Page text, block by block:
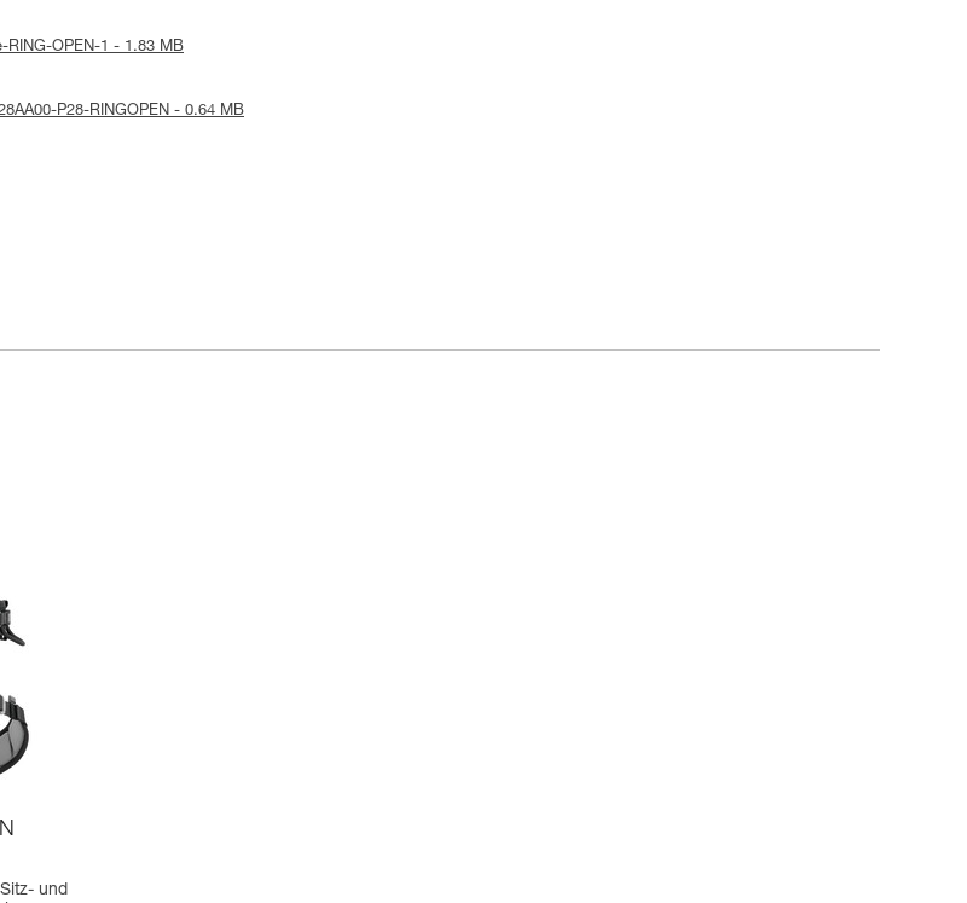
RING-OPEN-1 - 1.83 MB
P28-RINGOPEN - 0.64 MB
und